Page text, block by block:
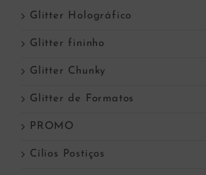
Glitter Holográfico
Glitter fininho
Glitter Chunky
Glitter de Formatos
PROMO
Cílios Postiços